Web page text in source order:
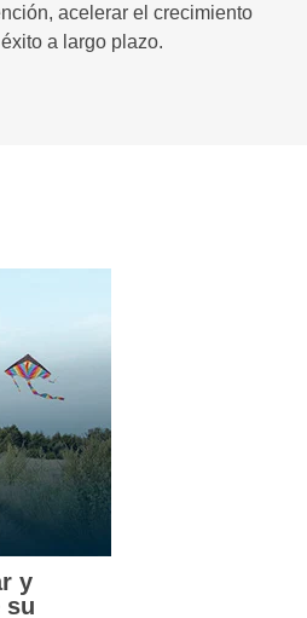
acelerar el crecimiento
a largo plazo.
y
su